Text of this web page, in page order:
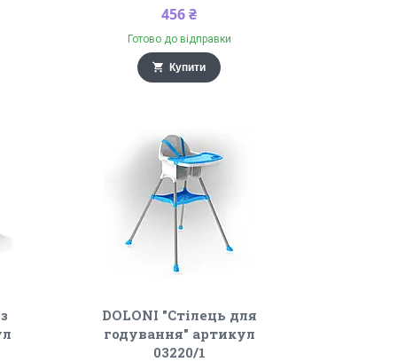
456 ₴
Готово до відправки
Купити
DOLONI "Стілець для
годування" артикул
03220/1